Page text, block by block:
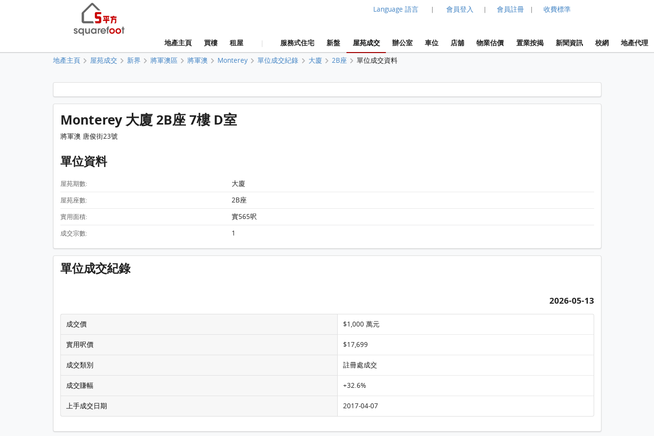
Language 語言 | 會員登入 | 會員註冊 | 收費標準
地產主頁 買樓 租屋 | 服務式住宅 新盤 屋苑成交 辦公室 車位 店舖 物業估價 置業按揭 新聞資訊 校網 地產代理
地產主頁 屋苑成交 新界 將軍澳區 將軍澳 Monterey 單位成交紀錄 大廈 2B座 單位成交資料
Monterey 大廈 2B座 7樓 D室 平面圖
Monterey 大廈 2B座 7樓 D室
將軍澳 唐俊街23號
單位資料
屋苑期數: 大廈
屋苑座數: 2B座
實用面積: 實565呎
成交宗數: 1
單位成交紀錄
2026-05-13
成交價 $1,000 萬元
實用呎價 $17,699
成交類別 註冊處成交
成交賺幅 +32.6%
上手成交日期 2017-04-07